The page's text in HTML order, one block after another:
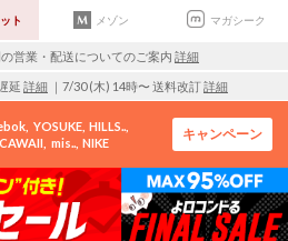
ト メゾン マガシーク
の営業・配送についてのご案内 詳細
延 詳細 ｜7/30 (木) 14時〜 送料改訂詳細
YOSUKE HILLS..
CAWAII mis.. NIKE
キャンペーン